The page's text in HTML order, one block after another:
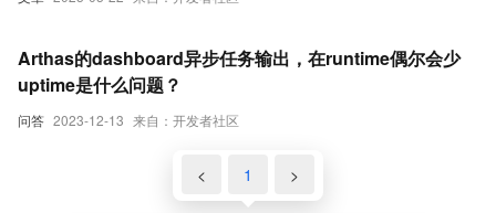
问答 2023-12-13 来自：开发者社区
Arthas的dashboard异步任务输出，在runtime偶尔会少
uptime是什么问题？
< 1 >